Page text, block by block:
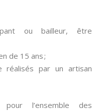
ou bailleur, être
de 15 ans ;
réalisés par un artisan
pour l’ensemble des